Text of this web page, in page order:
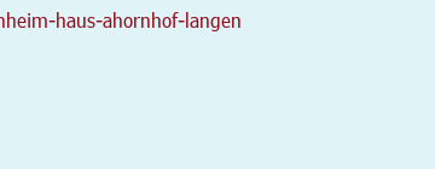
haus-ahornhof-langen